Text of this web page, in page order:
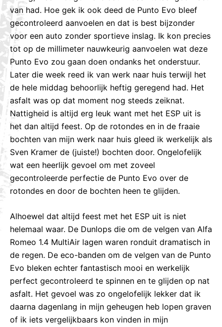
van had. Hoe gek ik ook deed de Punto Evo bleef
gecontroleerd aanvoelen en dat is best bijzonder
voor een auto zonder sportieve inslag. Ik kon precies
tot op de millimeter nauwkeurig aanvoelen wat deze
Punto Evo zou gaan doen ondanks het onderstuur.
Later die week reed ik van werk naar huis terwijl het
de hele middag behoorlijk heftig geregend had. Het
asfalt was op dat moment nog steeds zeiknat.
Nattigheid is altijd erg leuk want met het ESP uit is
het dan altijd feest. Op de rotondes en in de fraaie
bochten van mijn werk naar huis gleed ik werkelijk als
Sven Kramer de (juiste!) bochten door. Ongelofelijk
wat een heerlijk gevoel om met zoveel
gecontroleerde perfectie de Punto Evo over de
rotondes en door de bochten heen te glijden.
Alhoewel dat altijd feest met het ESP uit is niet
helemaal waar. De Dunlops die om de velgen van Alfa
Romeo 1.4 MultiAir lagen waren ronduit dramatisch in
de regen. De eco-banden om de velgen van de Punto
Evo bleken echter fantastisch mooi en werkelijk
perfect gecontroleerd te spinnen en te glijden op nat
asfalt. Het gevoel was zo ongelofelijk lekker dat ik
daarna dagenlang in mijn geheugen heb lopen graven
of ik iets vergelijkbaars kon vinden in mijn